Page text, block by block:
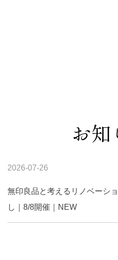
お知
2026-07-26
無印良品と考えるリノベーシ
し｜8/8開催｜NEW